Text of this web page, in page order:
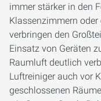
immer stärker in den
Klassenzimmern
verbringen den
Einsatz von Geräten
Raumluft deutlich
Luftreiniger auch vor
geschlossenen